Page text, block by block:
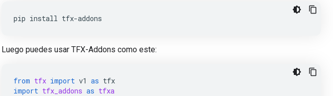
pip install tfx-addons
Luego puedes usar TFX-Addons como este:
from tfx import v1 as tfx
import tfx_addons as tfxa